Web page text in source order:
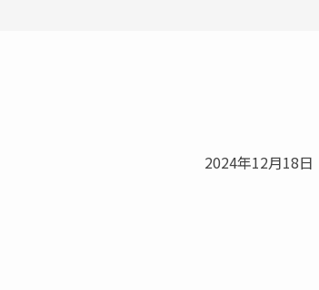
2024年12月18日